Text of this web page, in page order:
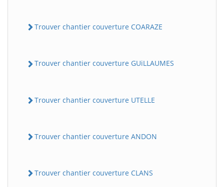
Trouver chantier couverture COARAZE
Trouver chantier couverture GUiLLAUMES
Trouver chantier couverture UTELLE
Trouver chantier couverture ANDON
Trouver chantier couverture CLANS